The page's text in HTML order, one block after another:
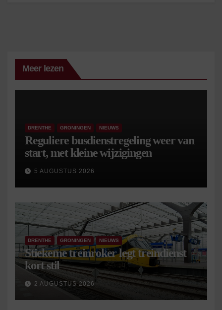
Meer lezen
DRENTHE GRONINGEN NIEUWS
Reguliere busdienstregeling weer van
start, met kleine wijzigingen
5 AUGUSTUS 2026
DRENTHE GRONINGEN NIEUWS
Stiekeme treinroker legt treindienst
kort stil
2 AUGUSTUS 2026